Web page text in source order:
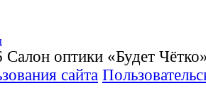
оптики «Будет
сайта